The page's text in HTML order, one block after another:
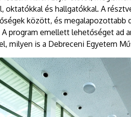
oktatókkal és hallgatókkal. A
között, és
program emellett lehetőséget ad
milyen is a Debreceni Egyetem